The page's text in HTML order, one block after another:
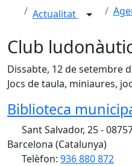
Actualitat
Club
Dissabte, 12 de setembre
Jocs de taula, miniaures,
Biblioteca
Sant Salvador, 25 -
Barcelona (Catalunya)
Telèfon: 936 880 872